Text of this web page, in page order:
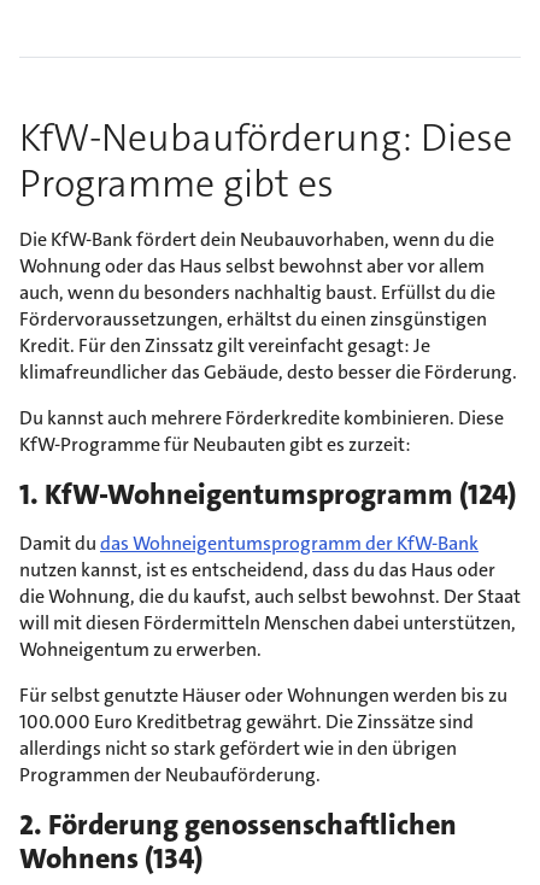
KfW-Neubauförderung: Diese
Programme gibt es
Die KfW-Bank fördert dein Neubauvorhaben, wenn du die
Wohnung oder das Haus selbst bewohnst aber vor allem
auch, wenn du besonders nachhaltig baust. Erfüllst du die
Fördervoraussetzungen, erhältst du einen zinsgünstigen
Kredit. Für den Zinssatz gilt vereinfacht gesagt: Je
klimafreundlicher das Gebäude, desto besser die Förderung.
Du kannst auch mehrere Förderkredite kombinieren. Diese
KfW-Programme für Neubauten gibt es zurzeit:
1. KfW-Wohneigentumsprogramm (124)
Damit dudas Wohneigentumsprogramm der KfW-Bank
nutzen kannst, ist es entscheidend, dass du das Haus oder
die Wohnung, die du kaufst, auch selbst bewohnst. Der Staat
will mit diesen Fördermitteln Menschen dabei unterstützen,
Wohneigentum zu erwerben.
Für selbst genutzte Häuser oder Wohnungen werden bis zu
100.000 Euro Kreditbetrag gewährt. Die Zinssätze sind
allerdings nicht so stark gefördert wie in den übrigen
Programmen der Neubauförderung.
2. Förderung genossenschaftlichen
Wohnens (134)